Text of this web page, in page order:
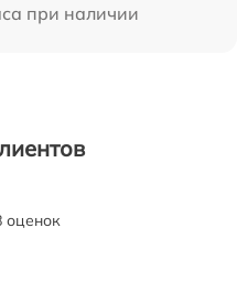
при наличии
оценок